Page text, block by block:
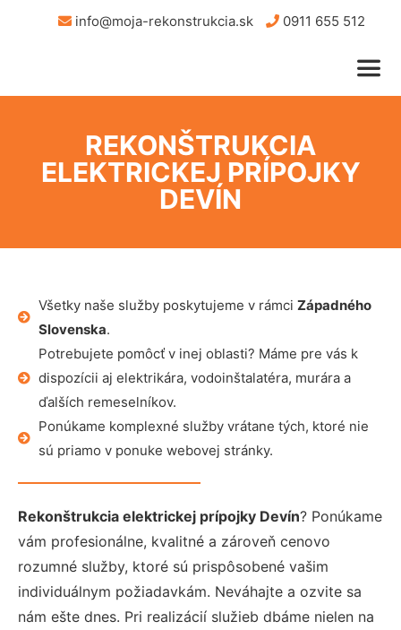
info@moja-rekonstrukcia.sk 0911 655 512
REKONŠTRUKCIA
ELEKTRICKEJ PRÍPOJKY
DEVÍN
Všetky naše služby poskytujeme v rámci Západného
Slovenska.
Potrebujete pomôcť v inej oblasti? Máme pre vás k
dispozícii aj elektrikára, vodoinštalatéra, murára a
ďalších remeselníkov.
Ponúkame komplexné služby vrátane tých, ktoré nie
sú priamo v ponuke webovej stránky.
Rekonštrukcia elektrickej prípojky Devín? Ponúkame
vám profesionálne, kvalitné a zároveň cenovo
rozumné služby, ktoré sú prispôsobené vašim
individuálnym požiadavkám. Neváhajte a ozvite sa
nám ešte dnes. Pri realizácií služieb dbáme nielen na